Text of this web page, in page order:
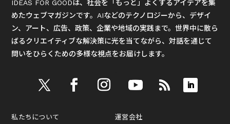
IDEAS FOR GOODは、社会を「もっと」よくするアイデアを集
めたウェブマガジンです。AIなどのテクノロジーから、デザイ
ン、アート、広告、政策、企業や地域の実践まで。世界中に散ら
ばるクリエイティブな解決策に光を当てながら、対話を通じて
問いをひらくための多様な視点をお届けします。
私たちについて 運営会社